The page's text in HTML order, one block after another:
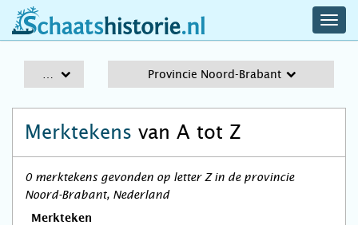
schaatshistorie.nl
Provincie Noord-Brabant
Merktekens van A tot Z
0 merktekens gevonden op letter Z in de provincie
Noord-Brabant, Nederland
Merkteken